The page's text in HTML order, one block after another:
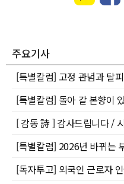
주요기사
[특별칼럼] 고정 관념과 탈피
[특별칼럼] 돌아 갈 본향이
[ 감동 詩 ] 감사드립니다 /
[특별칼럼] 2026년 바뀌는
[독자투고] 외국인 근로자